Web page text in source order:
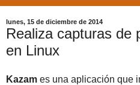
lunes, 15 de diciembre de 2014
Realiza capturas de
en Linux
Kazam es una aplicación que